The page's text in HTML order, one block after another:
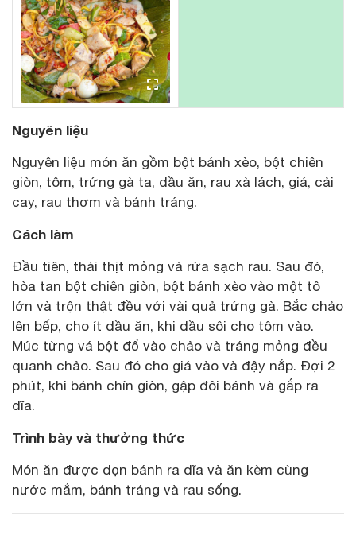
Nguyên liệu
Nguyên liệu món ăn gồm bột bánh xèo, bột chiên
giòn, tôm, trứng gà ta, dầu ăn, rau xà lách, giá, cải
cay, rau thơm và bánh tráng.
Cách làm
Đầu tiên, thái thịt mỏng và rửa sạch rau. Sau đó,
hòa tan bột chiên giòn, bột bánh xèo vào một tô
lớn và trộn thật đều với vài quả trứng gà. Bắc chảo
lên bếp, cho ít dầu ăn, khi dầu sôi cho tôm vào.
Múc từng vá bột đổ vào chảo và tráng mỏng đều
quanh chảo. Sau đó cho giá vào và đậy nắp. Đợi 2
phút, khi bánh chín giòn, gập đôi bánh và gắp ra
dĩa.
Trình bày và thưởng thức
Món ăn được dọn bánh ra dĩa và ăn kèm cùng
nước mắm, bánh tráng và rau sống.